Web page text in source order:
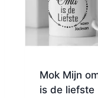
Mok Mijn
is de liefste